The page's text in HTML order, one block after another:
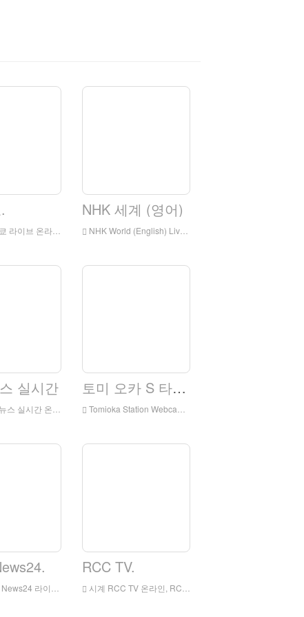
라이브 스트리밍, 일본 출신의 TV 도쿄 시계
NHK 세계 (영어)
NHK World (English) Live Online, NHK 세계 (영어) HD 라이브 스트리밍, NHK 세계 (영어) 일본에서 라이브 TV 시계
실시간
간 HD 라이브 스트리밍, NNN 뉴스 일본의 실시간 TV
토미 오카 S 타찌온 웹 b 또는 m
Tomioka Station Webcam 시계 온라인, 토미오카 역 웹캠 HD 라이브 스트리밍, 토미오카 역 웹캠 시계 일본 출신
라이브 스트리밍, NTV - 뉴스 24 일본에서 실시간 TV 시계
RCC TV.
시계 RCC TV 온라인, RCC TV HD 라이브 스트리밍, 일본 출신의 RCC TV 시계 라이브 TV